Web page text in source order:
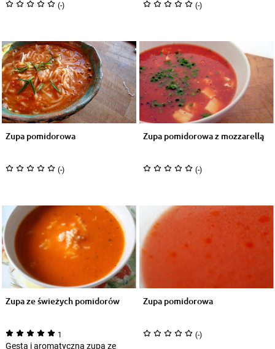
(-) (-)
Zupa pomidorowa
(-)
Zupa pomidorowa z mozzarellą
(-)
Zupa ze świeżych pomidorów
1
Gęsta i aromatyczna zupa ze
Zupa pomidorowa
(-)